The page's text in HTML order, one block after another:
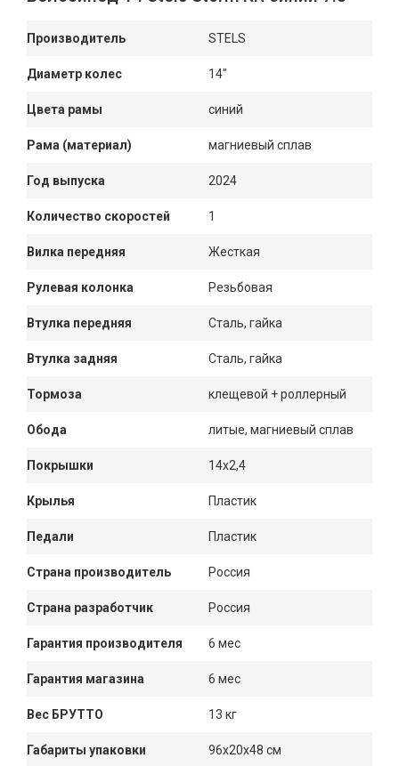
Производитель STELS
Диаметр колес 14"
Цвета рамы синий
Рама (материал) магниевый сплав
Год выпуска 2024
Количество скоростей 1
Вилка передняя Жесткая
Рулевая колонка Резьбовая
Втулка передняя Сталь, гайка
Втулка задняя Сталь, гайка
Тормоза клещевой + роллерный
Обода литые, магниевый сплав
Покрышки 14х2,4
Крылья Пластик
Педали Пластик
Страна производитель Россия
Страна разработчик Россия
Гарантия производителя 6 мес
Гарантия магазина 6 мес
Вес БРУТТО 13 кг
Габариты упаковки 96x20x48 см